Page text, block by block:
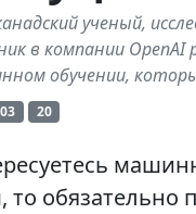
ученый,
в компании
обучении,
03 20
то